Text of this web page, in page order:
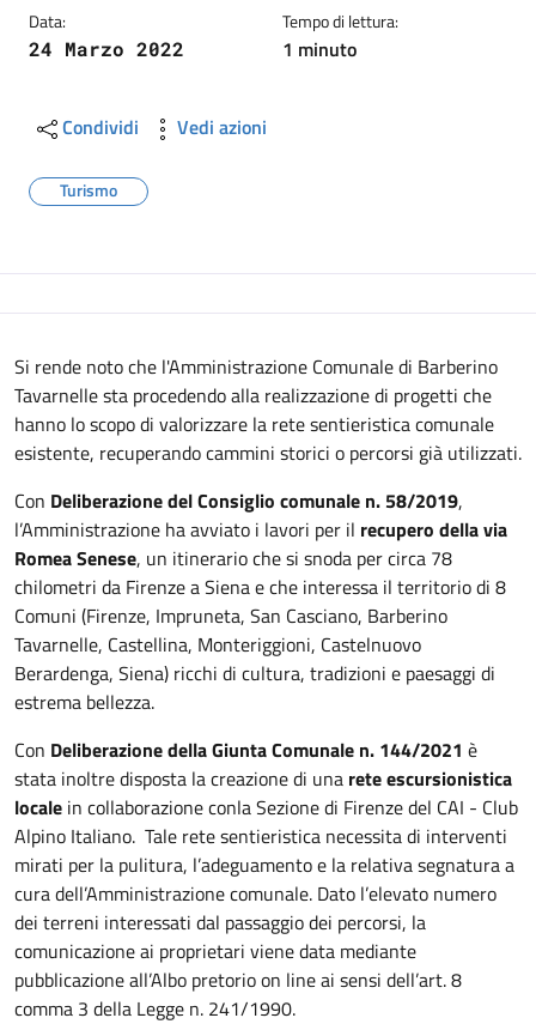
Data:
24 Marzo 2022
Tempo di lettura:
1 minuto
Condividi Vedi azioni
Turismo
Descrizione
Si rende noto che l'Amministrazione Comunale di Barberino
Tavarnelle sta procedendo alla realizzazione di progetti che
hanno lo scopo di valorizzare la rete sentieristica comunale
esistente, recuperando cammini storici o percorsi già utilizzati.
Con DeliberazionedelConsiglio comunale n. 58/2019,
l’Amministrazione ha avviato i lavori per il recupero della via
Romea Senese, un itinerario che si snoda per circa 78
chilometri da Firenze a Siena e che interessa il territorio di 8
Comuni (Firenze, Impruneta, San Casciano, Barberino
Tavarnelle, Castellina, Monteriggioni, Castelnuovo
Berardenga, Siena) ricchi di cultura, tradizioni e paesaggi di
estrema bellezza.
Con Deliberazione della Giunta Comunale n. 144/2021 è
stata inoltre disposta la creazione di una rete escursionistica
locale in collaborazione conla Sezione di Firenze del CAI - Club
Alpino Italiano. Tale rete sentieristica necessita di interventi
mirati per la pulitura, l’adeguamento e la relativa segnatura a
cura dell’Amministrazione comunale. Dato l’elevato numero
dei terreni interessati dal passaggio dei percorsi, la
comunicazione ai proprietari viene data mediante
pubblicazione all’Albo pretorio on lineai sensi dell’art. 8
comma 3 della Legge n. 241/1990.